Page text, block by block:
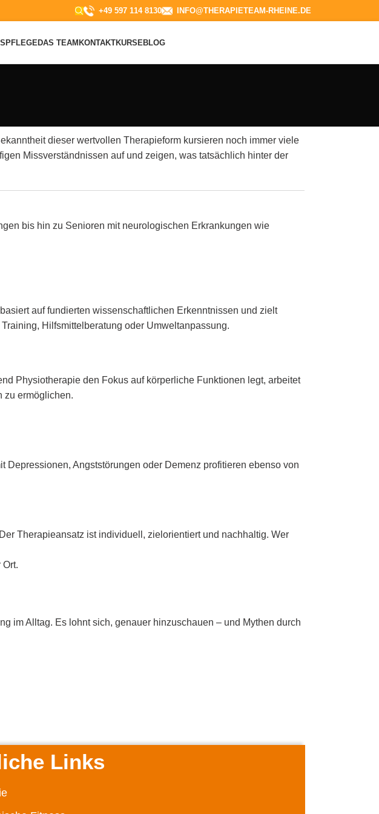
+49 597 114 8130​ INFO@THERAPIETEAM-RHEINE.DE
DAS TEAMKONTAKTKURSEBLOG
dieser wertvollen Therapieform kursieren noch immer viele
Missverständnissen auf und zeigen, was tatsächlich hinter der
bis hin zu Senioren mit neurologischen Erkrankungen wie
auf fundierten wissenschaftlichen Erkenntnissen und zielt
Hilfsmittelberatung oder Umweltanpassung.
Physiotherapie den Fokus auf körperliche Funktionen legt, arbeitet
zu ermöglichen.
Angststörungen oder Demenz profitieren ebenso von
Therapieansatz ist individuell, zielorientiert und nachhaltig. Wer
im Alltag. Es lohnt sich, genauer hinzuschauen – und Mythen durch
Links